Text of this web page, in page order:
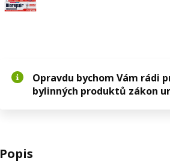
Opravdu bychom Vám rádi
bylinných produktů zákon
Popis